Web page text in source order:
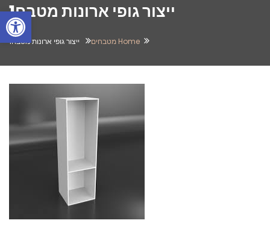
ייצור גופי ארונות מטבח1
Home מטבחים ייצור גופי ארונות מטבח1